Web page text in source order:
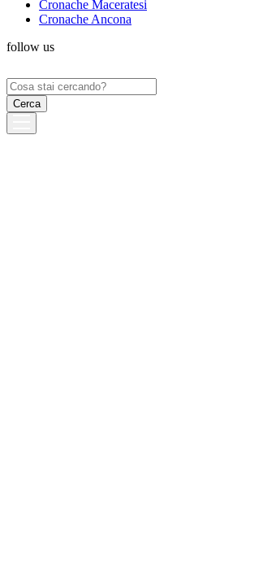
Cronache Maceratesi
Cronache Ancona
follow us
Ricerca
per: